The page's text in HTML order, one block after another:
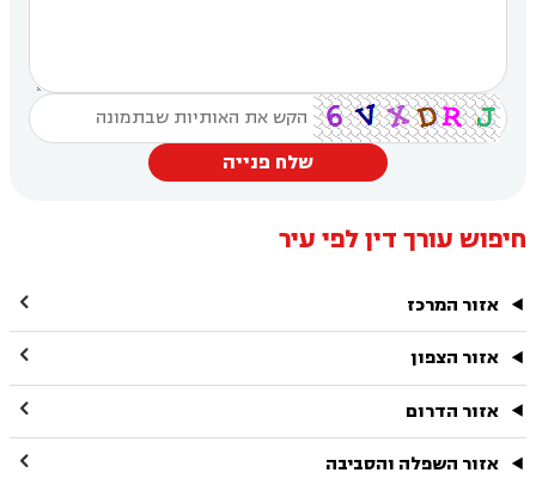
שלח פנייה
חיפוש עורך דין לפי עיר
אזור המרכז 
אזור הצפון 
אזור הדרום 
אזור השפלה והסביבה 